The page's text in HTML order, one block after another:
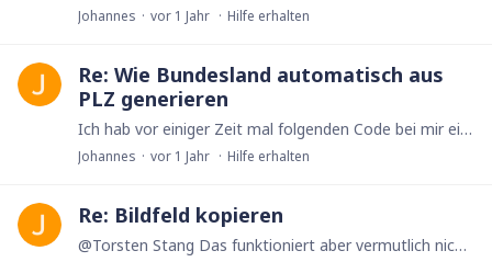
Johannes vor 1 Jahr Hilfe erhalten
Re: Wie Bundesland automatisch aus
PLZ generieren
Ich hab vor einiger Zeit mal folgenden Code bei mir eingebaut. Sollte das tun, was du brauchst: let response := http("GET", "https://openplzapi.org/de/Localities?postalCode=" + PLZ); if response.…
Johannes vor 1 Jahr Hilfe erhalten
Re: Bildfeld kopieren
@Torsten Stang Das funktioniert aber vermutlich nicht mit der MacApp ohne Abo?